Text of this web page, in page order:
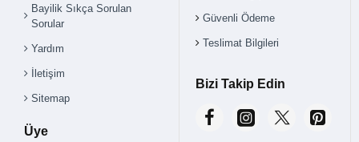
Bayilik Sıkça Sorulan
Sorular
Yardım
İletişim
Sitemap
Üye
Güvenli Ödeme
Teslimat Bilgileri
Bizi Takip Edin